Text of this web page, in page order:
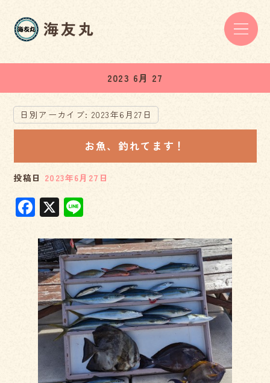
2023 6月 27
日別アーカイブ: 2023年6月27日
お魚、釣れてます！
投稿日 2023年6月27日
F
c
e
b
o
o
k
X
e